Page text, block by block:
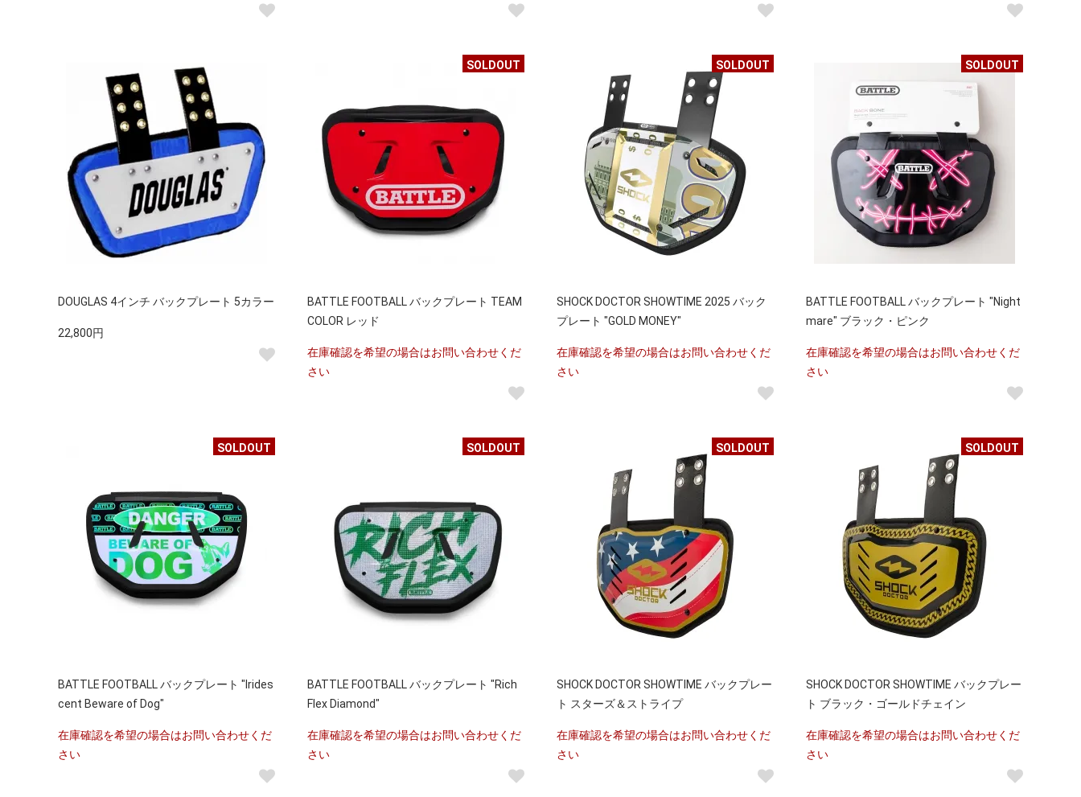
DOUGLAS 4インチ バックプレート 5カラー
22,800円
SOLDOUT
BATTLE FOOTBALL バックプレート TEAM
COLOR レッド
在庫確認を希望の場合はお問い合わせくだ
さい
SOLDOUT
SHOCK DOCTOR SHOWTIME 2025 バック
プレート "GOLD MONEY"
在庫確認を希望の場合はお問い合わせくだ
さい
SOLDOUT
BATTLE FOOTBALL バックプレート "Night
mare" ブラック・ピンク
在庫確認を希望の場合はお問い合わせくだ
さい
SOLDOUT
BATTLE FOOTBALL バックプレート "Irides
cent Beware of Dog"
在庫確認を希望の場合はお問い合わせくだ
さい
SOLDOUT
BATTLE FOOTBALL バックプレート "Rich
Flex Diamond"
在庫確認を希望の場合はお問い合わせくだ
さい
SOLDOUT
SHOCK DOCTOR SHOWTIME バックプレー
ト スターズ＆ストライプ
在庫確認を希望の場合はお問い合わせくだ
さい
SOLDOUT
SHOCK DOCTOR SHOWTIME バックプレー
ト ブラック・ゴールドチェイン
在庫確認を希望の場合はお問い合わせくだ
さい